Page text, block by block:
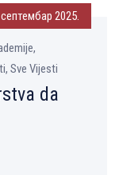
2025.
Sve Vijesti
da